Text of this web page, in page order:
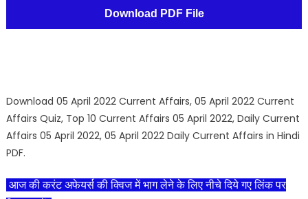
Download PDF File
Download 05 April 2022 Current Affairs, 05 April 2022 Current
Affairs Quiz, Top 10 Current Affairs 05 April 2022, Daily Current
Affairs 05 April 2022, 05 April 2022 Daily Current Affairs in Hindi
PDF.
आज की करंट अफेयर्स की क्विज में भाग लेने के लिए नीचे दिये गए लिंक पर